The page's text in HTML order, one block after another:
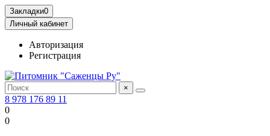
Закладки0
Личный кабинет
Авторизация
Регистрация
×
8 978 176 89 11
0
0